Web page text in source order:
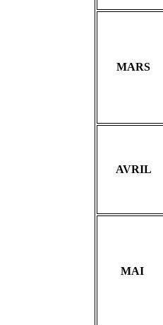
MARS
AVRIL
MAI